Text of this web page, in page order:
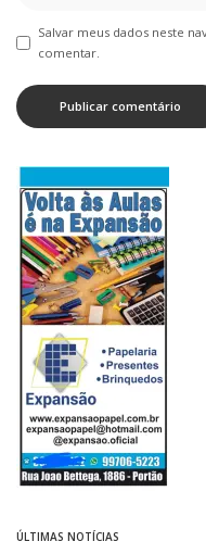
Salvar meus dados neste
comentar.
ÚLTIMAS NOTÍCIAS